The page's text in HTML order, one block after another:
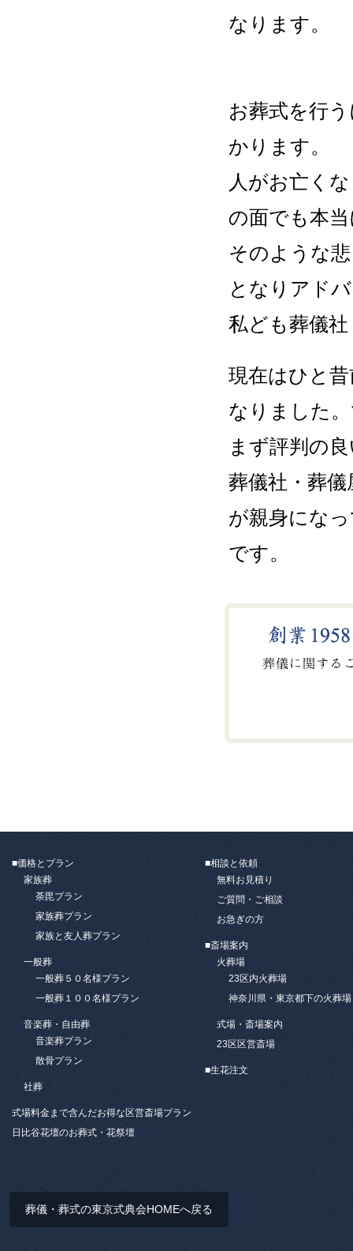
なります。
お葬式を行
かります。
人がお亡く
の面でも本
そのような
となりアド
私ども葬儀
現在はひと
なりました
まず評判の
葬儀社・葬
が親身にな
です。
■価格とプラン
家族葬
荼毘プラン
家族葬プラン
家族と友人葬プラン
一般葬
一般葬５０名様プラン
一般葬１００名様プラン
音楽葬・自由葬
音楽葬プラン
散骨プラン
社葬
式場料金まで含んだお得な区営斎場プラン
日比谷花壇のお葬式・花祭壇
■相談と依頼
無料お見積り
ご質問・ご相談
お急ぎの方
■斎場案内
火葬場
23区内火葬場
神奈川県・東京都下の火葬場
式場・斎場案内
23区区営斎場
■生花注文
葬儀・葬式の東京式典会HOMEへ戻る